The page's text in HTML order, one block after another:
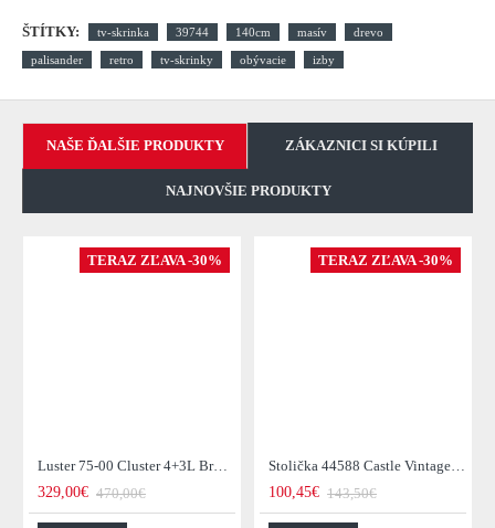
ŠTÍTKY: tv-skrinka 39744 140cm masív drevo
palisander retro tv-skrinky obývacie izby
NAŠE ĎALŠIE PRODUKTY ZÁKAZNICI SI KÚPILI
NAJNOVŠIE PRODUKTY
TERAZ ZĽAVA -30%
Luster 75-00 Cluster 4+3L Brown + Jantar Glass
329,00€ 470,00€
TERAZ ZĽAVA -30%
Stolička 44588 Castle Vintage Black
100,45€ 143,50€